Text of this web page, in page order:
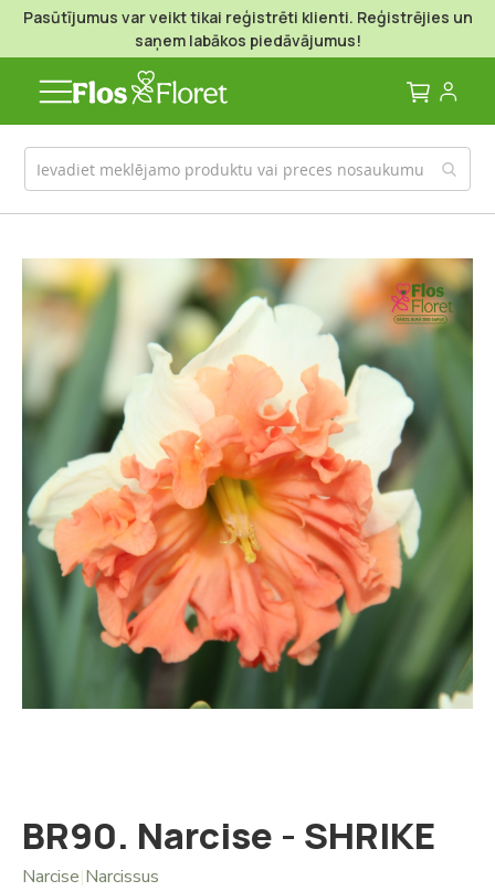
Pasūtījumus var veikt tikai reģistrēti klienti. Reģistrējies un
saņem labākos piedāvājumus!
Mans
Iet
galerijas
beigām
BR90. Narcise - SHRIKE
Narcise|Narcissus